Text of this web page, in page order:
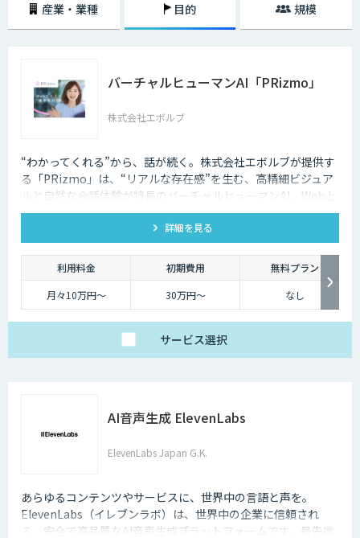
産業・業種 目的 規模
バーチャルヒューマンAI「PRizmo」
株式会社エボルブ
“わかってくれる”から、話が続く。株式会社エボルブが提供す
る「PRizmo」は、“リアルな存在感”を生む、高精細ビジュア
ルと自然な会話体験が特長のバーチャルヒューマンAI。Web上
でまるで人と話しているような体験を実現します。
詳細を見る
利用料金 初期費用
無料プラン
月々10万円～
30万円～ なし
サービス選択
AI音声生成 ElevenLabs
ElevenLabs Japan G.K.
あらゆるコンテンツやサービスに、世界中の言語と声を。
ElevenLabs（イレブンラボ）は、世界中の企業に信頼され
る、安全で高品質なAI音声生成プラットフォームです。最先端